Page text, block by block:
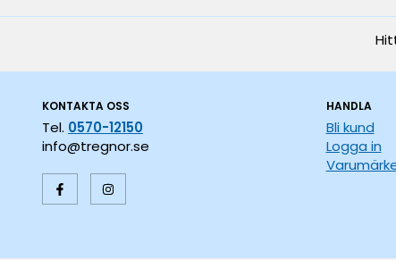
KONTAKTA OSS
Tel. 0570-12150
info@tregnor.se
HANDLA
Bli kund
Logga in